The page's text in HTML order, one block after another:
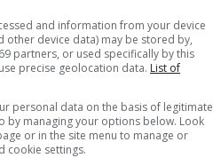
and information from your device
other device data) may be stored by,
partners, or used specifically by this
precise geolocation data. List of
personal data on the basis of legitimate
by managing your options below. Look
or in the site menu to manage or
cookie settings.